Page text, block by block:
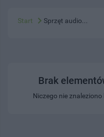
Start Sprzęt audio...
Brak
Niczego nie znaleziono